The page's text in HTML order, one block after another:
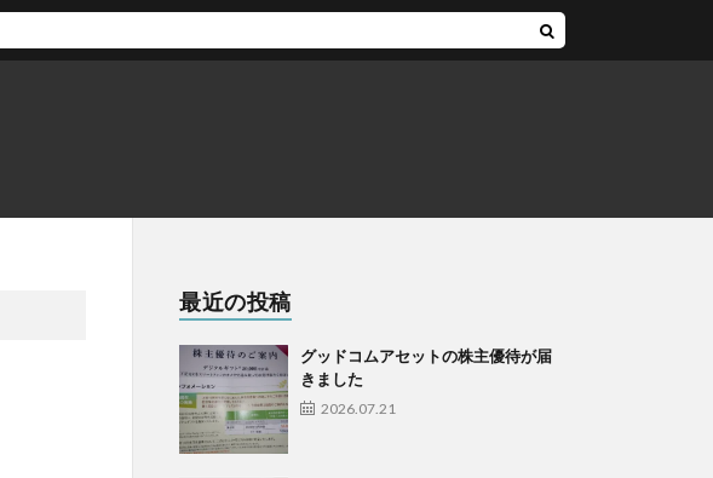
最近の投稿
グッドコムアセットの株主優待が届
きました
2026.07.21